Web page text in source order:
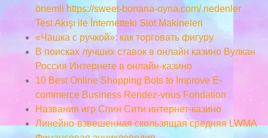
önemli https://sweet-bonana-oyna.com/ nedenler
Test Akışı ile İnternetteki Slot Makineleri
«Чашка с ручкой»: как торговать фигуру
В поисках лучших ставок в онлайн казино Вулкан
Россия Интернете в онлайн-казино
10 Best Online Shopping Bots to Improve E-
commerce Business Rendez-vous Fondation
Названия игр Спин Сити интернет-казино
Линейно-взвешенная скользящая средняя LWMA